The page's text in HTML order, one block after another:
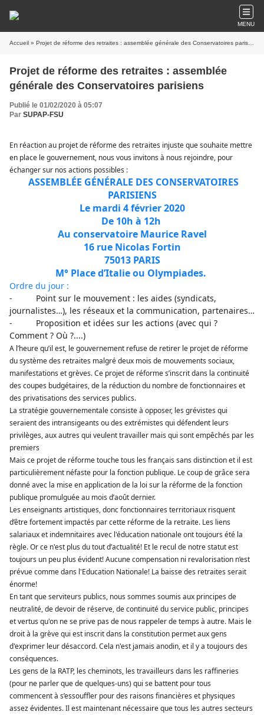
MENU
Accueil » Projet de réforme des retraites : assemblée générale des Conservatoires parisiens
Projet de réforme des retraites : assemblée
générale des Conservatoires parisiens
Publié le 01/02/2020 à 05:07
Par SUPAP-FSU
En réaction au projet de réforme des retraites injuste que souhaite mettre
en place le gouvernement, nous vous invitons à nous rejoindre, pour
échanger sur nos actions possibles :
ASSEMBLÉE GÉNÉRALE DES CONSERVATOIRES
PARISIENS
Le mardi 4 février 2020
De 10h à 12h
Au conservatoire Maurice Ravel
16 rue Nicolas Fortin
75013 PARIS
M° Place d’Italie ou Olympiades.
Ordre du jour :
- Point sur le mouvement : les aides (syndicats,
journalistes…), les réseaux et la communication, partenaires…
- Proposition et idées sur les actions (avec qui ?
Comment ? Où ?....)
A l’heure qu’il est, le gouvernement refuse de retirer le projet de réforme
du système des retraites malgré deux mois de mouvements sociaux,
manifestations et grèves. Ce projet de réforme s’inscrit dans la continuité
des coupes budgétaires, de la réduction du nombre de fonctionnaires et
des privatisations des services publics.
La stratégie gouvernementale consiste à opposer, les grévistes qui
seraient des intransigeants ou des extrémistes qui défendent leurs
privilèges, aux autres qui veulent travailler mais qui sont empêchés par les
premiers
Mais ce projet de réforme touche tous les français sans distinction et il est
particulièrement néfaste pour la fonction publique. Le coup de grâce sera
donné avec la mise en application de la loi sur la réforme de la fonction
publique promulguée au mois d’août dernier.
Les enseignants artistiques, donc fonctionnaires territoriaux risquent
d’être fortement impactés par cette réforme de la retraite. Les liens
salariaux et indemnitaires avec l'éducation nationale ont toujours été la
règle. Or ce n'est plus du tout d’actualité! Et le recul de notre statut est
toujours un peu plus évident! Aucune compensation ni revalorisation n’est
prévue comme dans l'Education Nationale! La baisse des retraites serait
énorme!
En tant que serviteurs publics, nous sommes soumis aux principes de
neutralité, de devoir de réserve, de continuité du service public, principes
et vertus qu'on ne se prive pas de nous rappeler de temps à autre. Mais le
droit à la grève qui est inscrit dans la constitution permet aux gens
d'exprimer leur désaccord. Cela n'est jamais anodin, et il y a toujours des
conséquences.
Les gens de la RATP, les cheminots, les travailleurs dans les raffineries
(pour ne parler que de quelques-uns) qui se battent pour tous
commencent à s’essouffler pour des raisons financières et physiques
assez évidentes. Il est maintenant nécessaire que tous les autres secteurs